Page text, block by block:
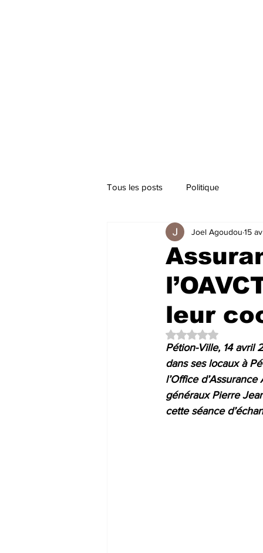
Tous les posts Politique
leur
Joel Agoudou 15
Noté NaN étoiles
Pétion-Ville, 14 avril
dans ses locaux à
l’Office
généraux Pierre
cette séance